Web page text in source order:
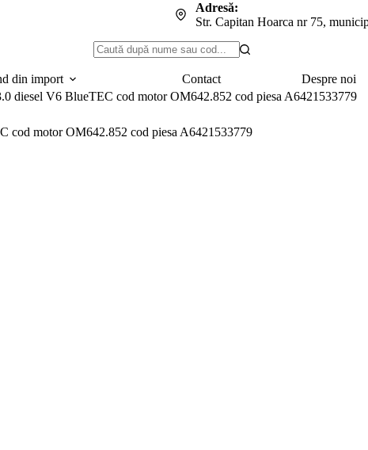
Adresă:
Str. Capitan Hoarca nr 75,
din import Contact Despre noi
diesel V6 BlueTEC cod motor OM642.852 cod piesa A6421533779